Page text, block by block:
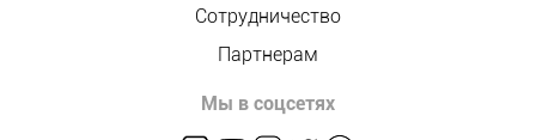
Сотрудничество
Партнерам
Мы в соцсетях